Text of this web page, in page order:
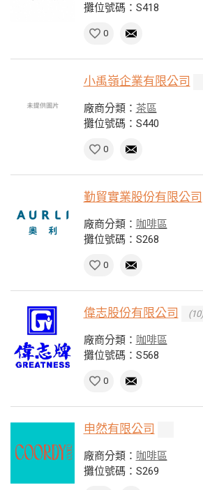
攤位號碼：S418
0
小禹嶺企業有限公司
廠商分類： 茶區
攤位號碼：S440
0
勤貿實業股份有限公司
廠商分類： 咖啡區
攤位號碼：S268
0
偉志股份有限公司
廠商分類： 咖啡區
攤位號碼：S568
0
申然有限公司
廠商分類： 咖啡區
攤位號碼：S269